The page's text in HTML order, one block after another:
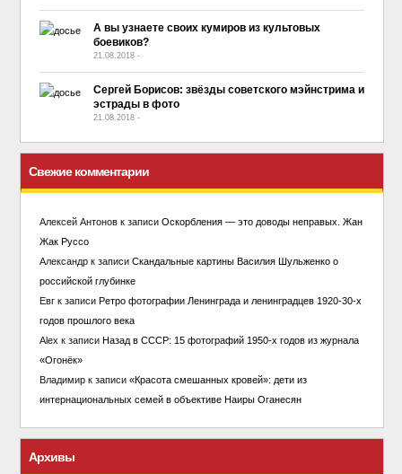
А вы узнаете своих кумиров из культовых
боевиков?
21.08.2018 -
Сергей Борисов: звёзды советского мэйнстрима и
эстрады в фото
21.08.2018 -
Свежие комментарии
Алексей Антоновк записи Оскорбления — это доводы неправых. Жан
Жак Руссо
Александрк записи Скандальные картины Василия Шульженко о
российской глубинке
Евгк записи Ретро фотографии Ленинграда и ленинградцев 1920-30-х
годов прошлого века
Alex к записи Назад в СССР: 15 фотографий 1950-х годов из журнала
«Огонёк»
Владимирк записи «Красота смешанных кровей»: дети из
интернациональных семей в объективе Наиры Оганесян
Архивы